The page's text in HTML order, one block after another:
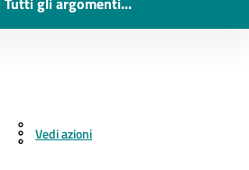
Vedi azioni